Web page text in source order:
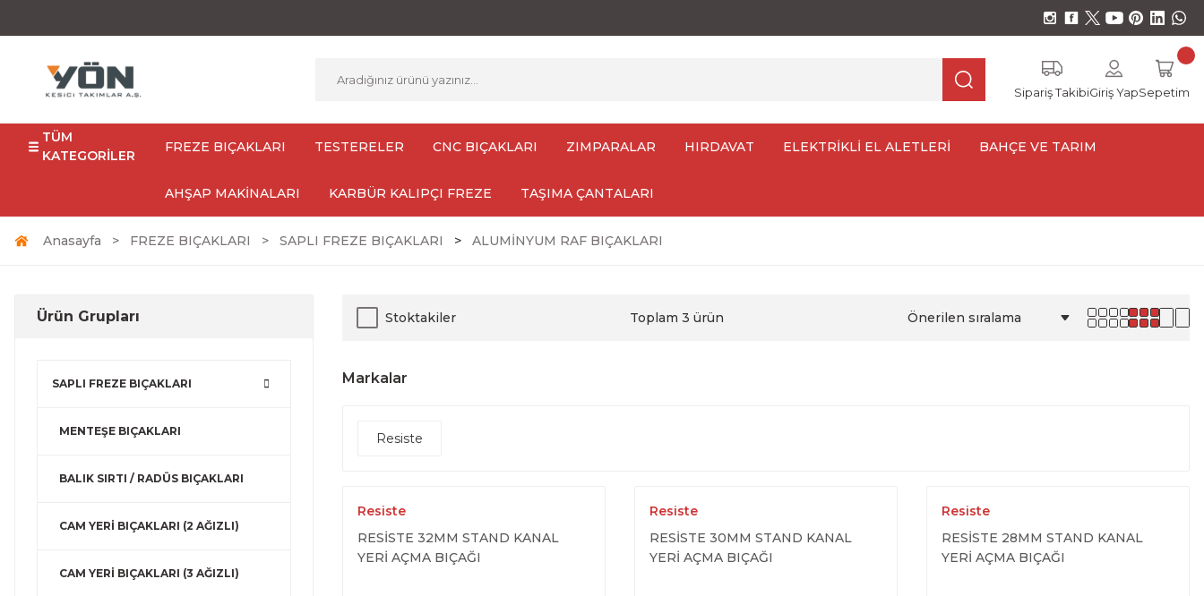
Sipariş TakibiGiriş YapSepetim
TÜM
KATEGORİLER
FREZE BIÇAKLARI TESTERELER CNC BIÇAKLARI ZIMPARALAR HIRDAVAT ELEKTRİKLİ EL ALETLERİ BAHÇE VE TARIM
AHŞAP MAKİNALARI KARBÜR KALIPÇI FREZE TAŞIMA ÇANTALARI
Anasayfa FREZE BIÇAKLARI SAPLI FREZE BIÇAKLARI ALUMİNYUM RAF BIÇAKLARI
Ürün Grupları
SAPLI FREZE BIÇAKLARI
MENTEŞE BIÇAKLARI
BALIK SIRTI / RADÜS BIÇAKLARI
CAM YERİ BIÇAKLARI (2 AĞIZLI)
CAM YERİ BIÇAKLARI (3 AĞIZLI)
Stoktakiler Toplam 3 ürün
Markalar
Resiste
Resiste
RESİSTE 32MM STAND KANAL
YERİ AÇMA BIÇAĞI
Resiste
RESİSTE 30MM STAND KANAL
YERİ AÇMA BIÇAĞI
Resiste
RESİSTE 28MM STAND KANAL
YERİ AÇMA BIÇAĞI